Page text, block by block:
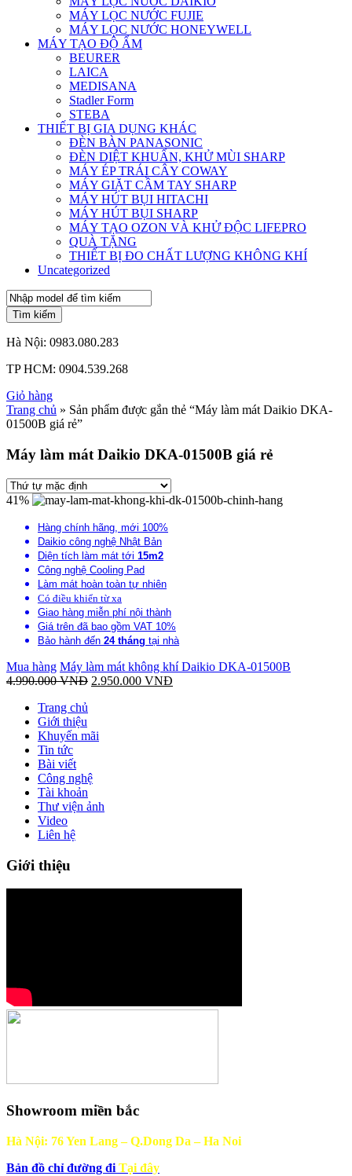
MÁY LỌC NƯỚC FUJIE
MÁY LỌC NƯỚC HONEYWELL
MÁY TẠO ĐỘ ẨM
BEURER
LAICA
MEDISANA
Stadler Form
STEBA
THIẾT BỊ GIA DỤNG KHÁC
ĐÈN BÀN PANASONIC
ĐÈN DIỆT KHUẨN, KHỬ MÙI SHARP
MÁY ÉP TRÁI CÂY COWAY
MÁY GIẶT CẦM TAY SHARP
MÁY HÚT BỤI HITACHI
MÁY HÚT BỤI SHARP
MÁY TẠO OZON VÀ KHỬ ĐỘC LIFEPRO
QUÀ TẶNG
THIẾT BỊ ĐO CHẤT LƯỢNG KHÔNG KHÍ
Uncategorized
Tìm kiếm
Hà Nội: 0983.080.283
TP HCM: 0904.539.268
Giỏ hàng
Trang chủ » Sản phẩm được gắn thẻ “Máy làm mát Daikio DKA-
01500B giá rẻ”
Máy làm mát Daikio DKA-01500B giá rẻ
41%
Hàng chính hãng, mới 100%
Daikio công nghệ Nhật Bản
Diện tích làm mát tới 15m2
Công nghệ Cooling Pad
Làm mát hoàn toàn tự nhiên
Có điều khiển từ xa
Giao hàng miễn phí nội thành
Giá trên đã bao gồm VAT 10%
Bảo hành đến 24 tháng tại nhà
Mua hàng Máy làm mát không khí Daikio DKA-01500B
4.990.000VNĐ 2.950.000 VNĐ
Trang chủ
Giới thiệu
Khuyến mãi
Tin tức
Bài viết
Công nghệ
Tài khoản
Thư viện ảnh
Video
Liên hệ
Giới thiệu
Showroom miền bắc
Hà Nội: 76 Yen Lang – Q.Dong Da – Ha Noi
Bản đồ chỉ đường đi Tại đây